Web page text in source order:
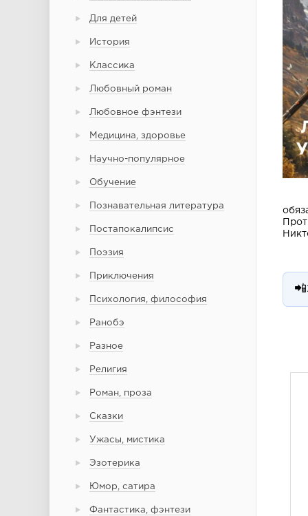
Для детей
История
Классика
Любовный роман
Любовное фэнтези
Медицина, здоровье
Научно-популярное
Обучение
Познавательная литература
Постапокалипсис
Поэзия
Приключения
Психология, философия
Ранобэ
Разное
Религия
Роман, проза
Сказки
Ужасы, мистика
Эзотерика
Юмор, сатира
Фантастика, фэнтези
📲